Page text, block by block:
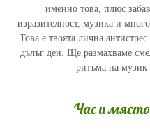
именно това, плюс
изразителност, музика и
Това е твоята лична антистрес
дълъг ден. Ще размахваме
ритъма на музик
Час и място